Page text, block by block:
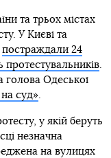
та трьох містах
У Києві та
постраждали 24
протестувальників.
голова Одеської
на суд».
у якій беруть
незначна
на вулицях